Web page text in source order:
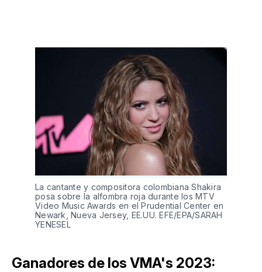
La cantante y compositora colombiana Shakira
posa sobre la alfombra roja durante los MTV
Video Music Awards en el Prudential Center en
Newark, Nueva Jersey, EE.UU. EFE/EPA/SARAH
YENESEL
Ganadores de los VMA's 2023: